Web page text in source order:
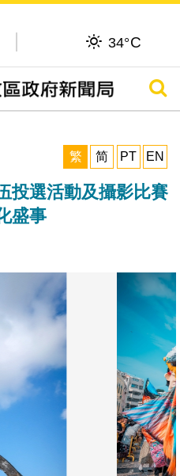
34°C
搜尋
繁
简 PT EN
投選活動及攝影比賽
盛事